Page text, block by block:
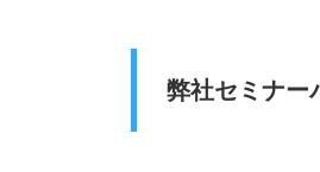
弊社セミナ